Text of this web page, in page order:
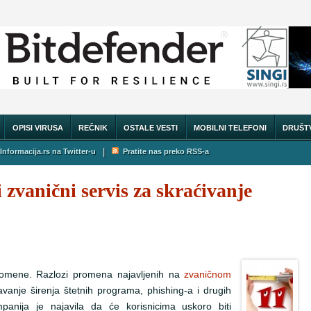
OPISI VIRUSA REČNIK OSTALE VESTI MOBILNI TELEFONI
Informacija.rs na Twitter-u | Pratite nas preko RSS-a
servis za skraćivanje
Razlozi promena najavljenih na zvaničnom
širenja štetnih programa, phishing-a i drugih
je najavila da će korisnicima uskoro biti